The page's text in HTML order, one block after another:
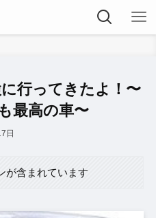
行ってきたよ！〜
最高の車〜
日
が含まれています